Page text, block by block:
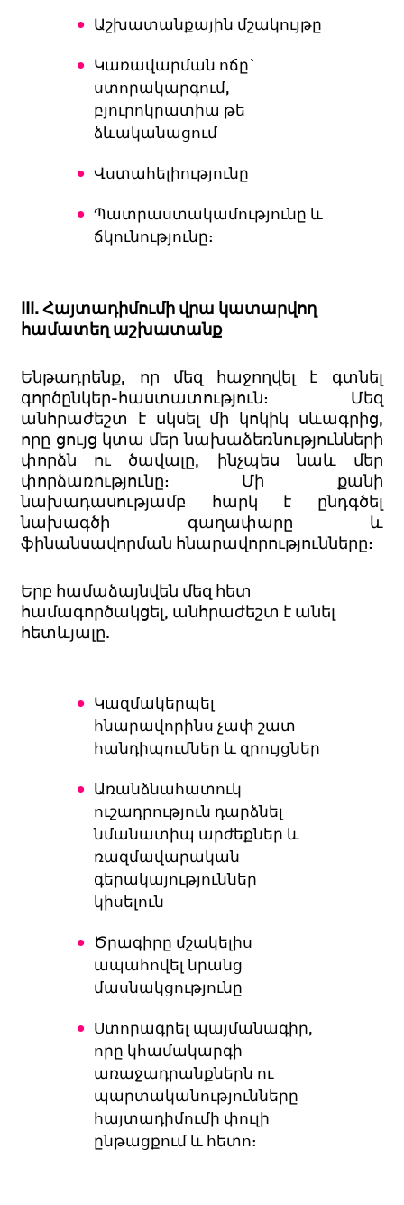
Աշխատանքային մշակույթը
Կառավարման ոճը`
ստորակարգում,
բյուրոկրատիա թե
ձևականացում
Վստահելիությունը
Պատրաստակամությունը և
ճկունությունը:
III.Հայտադիմումի վրա կատարվող
համատեղ աշխատանք
Ենթադրենք, որ մեզ հաջողվել է գտնել
գործընկեր-հաստատություն: Մեզ
անհրաժեշտ է սկսել մի կոկիկ սևագրից,
որը ցույց կտա մեր նախաձեռնությունների
փորձն ու ծավալը, ինչպես նաև մեր
փորձառությունը: Մի քանի
նախադասությամբ հարկ է ընդգծել
նախագծի գաղափարը և
ֆինանսավորման հնարավորությունները:
Երբ համաձայնվեն մեզ հետ
համագործակցել, անհրաժեշտ է անել
հետևյալը.
Կազմակերպել
հնարավորինս չափ շատ
հանդիպումներ և զրույցներ
Առանձնահատուկ
ուշադրություն դարձնել
նմանատիպ արժեքներ և
ռազմավարական
գերակայություններ
կիսելուն
Ծրագիրը մշակելիս
ապահովել նրանց
մասնակցությունը
Ստորագրել պայմանագիր,
որը կհամակարգի
առաջադրանքներն ու
պարտականությունները
հայտադիմումի փուլի
ընթացքում և հետո: